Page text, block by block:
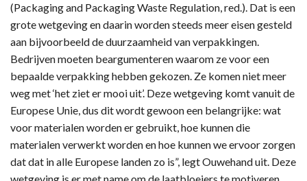
(Packaging and Packaging Waste Regulation, red.). Dat is een
grote wetgeving en daarin worden steeds meer eisen gesteld
aan bijvoorbeeld de duurzaamheid van verpakkingen.
Bedrijven moeten beargumenteren waarom ze voor een
bepaalde verpakking hebben gekozen. Ze komen niet meer
weg met ‘het ziet er mooi uit’. Deze wetgeving komt vanuit de
Europese Unie, dus dit wordt gewoon een belangrijke: wat
voor materialen worden er gebruikt, hoe kunnen die
materialen verwerkt worden en hoe kunnen we ervoor zorgen
dat dat in alle Europese landen zo is”, legt Ouwehand uit. Deze